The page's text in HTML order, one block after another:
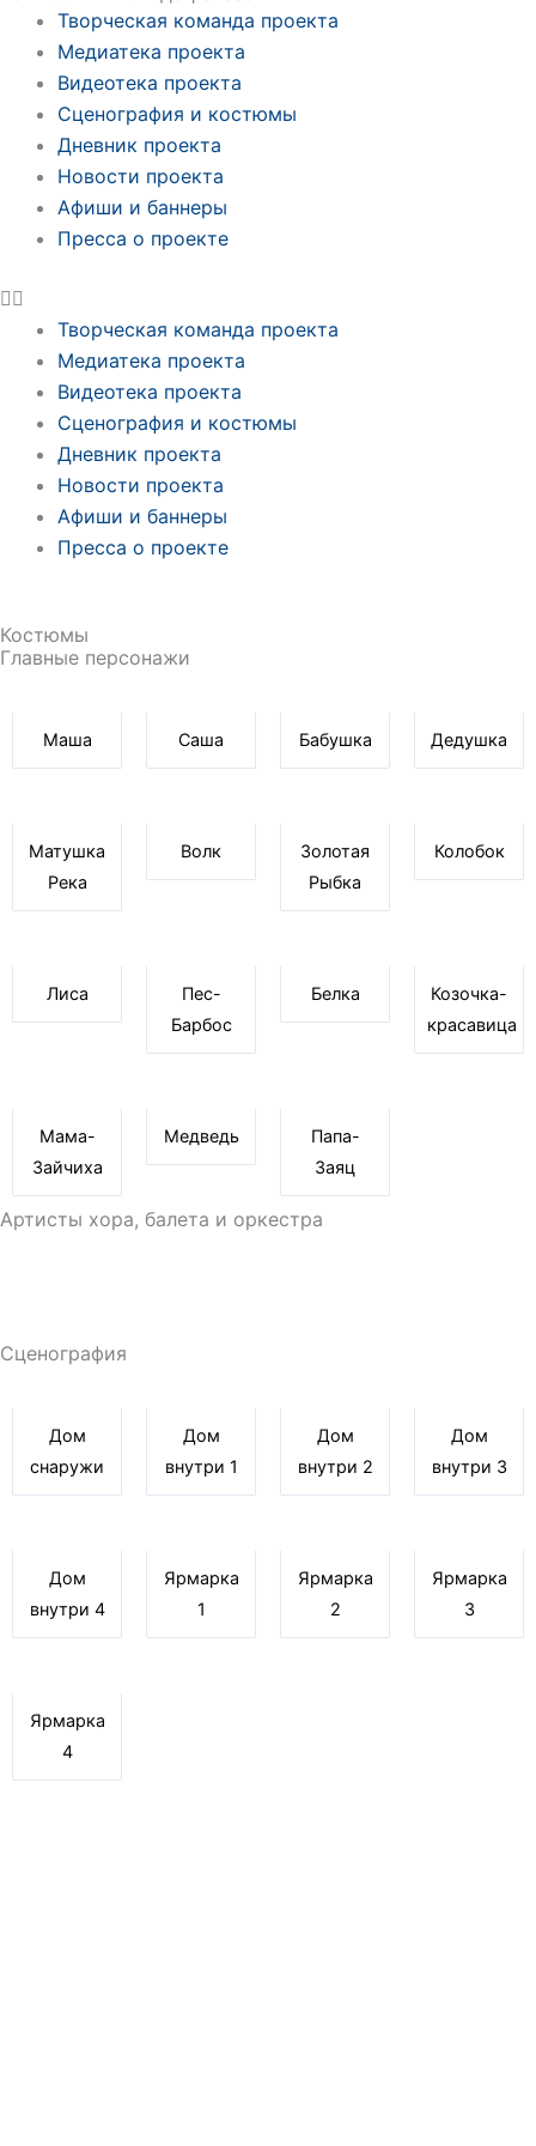
Творческая команда проекта
Медиатека проекта
Видеотека проекта
Сценография и костюмы
Дневник проекта
Новости проекта
Афиши и баннеры
Пресса о проекте
Творческая команда проекта
Медиатека проекта
Видеотека проекта
Сценография и костюмы
Дневник проекта
Новости проекта
Афиши и баннеры
Пресса о проекте
Костюмы
Главные персонажи
Маша Саша Бабушка Дедушка
Матушка
Река
Волк
Золотая
Рыбка
Колобок
Лиса
Пес-
Барбос
Белка
Козочка-
красавица
Мама-
Зайчиха
Медведь
Папа-
Заяц
Артисты хора, балета и оркестра
Сценография
Дом
снаружи
Дом
внутри 1
Дом
внутри 2
Дом
внутри 3
Дом
внутри 4
Ярмарка
1
Ярмарка
2
Ярмарка
3
Ярмарка
4